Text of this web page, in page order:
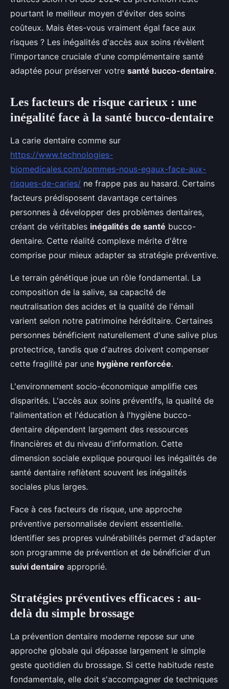
pourtant le meilleur moyen d'éviter des soins
coûteux. Mais êtes-vous vraiment égal face aux
risques ? Les inégalités d'accès aux soins révèlent
l'importance cruciale d'une complémentaire santé
adaptée pour préserver votre santé bucco-dentaire.
Les facteurs de risque carieux : une
inégalité face à la santé bucco-dentaire
La carie dentaire comme sur
https://www.technologies-
biomedicales.com/sommes-nous-egaux-face-aux-
risques-de-caries/ ne frappe pas au hasard. Certains
facteurs prédisposent davantage certaines
personnes à développer des problèmes dentaires,
créant de véritables inégalités de santé bucco-
dentaire. Cette réalité complexe mérite d'être
comprise pour mieux adapter sa stratégie préventive.
Le terrain génétique joue un rôle fondamental. La
composition de la salive, sa capacité de
neutralisation des acides et la qualité de l'émail
varient selon notre patrimoine héréditaire. Certaines
personnes bénéficient naturellement d'une salive plus
protectrice, tandis que d'autres doivent compenser
cette fragilité par une hygiène renforcée.
L'environnement socio-économique amplifie ces
disparités. L'accès aux soins préventifs, la qualité de
l'alimentation et l'éducation à l'hygiène bucco-
dentaire dépendent largement des ressources
financières et du niveau d'information. Cette
dimension sociale explique pourquoi les inégalités de
santé dentaire reflètent souvent les inégalités
sociales plus larges.
Face à ces facteurs de risque, une approche
préventive personnalisée devient essentielle.
Identifier ses propres vulnérabilités permet d'adapter
son programme de prévention et de bénéficier d'un
suivi dentaire approprié.
Stratégies préventives efficaces : au-
delà du simple brossage
La prévention dentaire moderne repose sur une
approche globale qui dépasse largement le simple
geste quotidien du brossage. Si cette habitude reste
fondamentale, elle doit s'accompagner de techniques